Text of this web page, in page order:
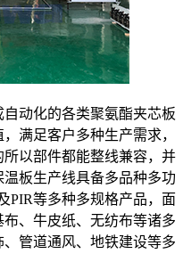
动化的各类聚氨酯夹芯板
满足客户多种生产需求，
以部件都能整线兼容，并
板生产线具备多品种多功
PIR等多种多规格产品，面
、牛皮纸、无纺布等诸多
管道通风、地铁建设等多